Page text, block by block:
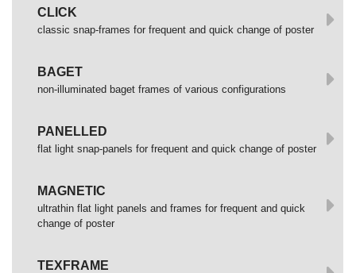
СLICK
сlassic snap-frames for frequent and quick change of poster
BAGET
non-illuminated baget frames of various configurations
PANELLED
flat light snap-panels for frequent and quick change of poster
MAGNETIC
ultrathin flat light panels and frames for frequent and quick
change of poster
TEXFRAME